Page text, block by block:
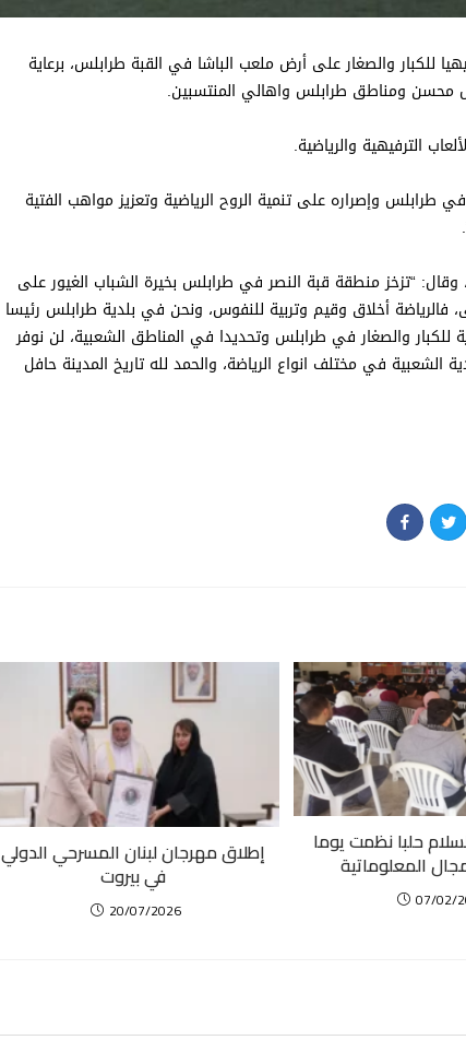
للكبار والصغار على أرض ملعب الباشا في القبة طرابلس، برعاية
محسن ومناطق طرابلس واهالي المنتسبين.
الترفيهية والرياضية.
وإصراره على تنمية الروح الرياضية وتعزيز مواهب الفتية
“تزخز منطقة قبة النصر في طرابلس بخيرة الشباب الغيور على
أخلاق وقيم وتربية للنفوس، ونحن في بلدية طرابلس رئيسا
للكبار والصغار في طرابلس وتحديدا في المناطق الشعبية، لن نوفر
الشعبية في مختلف انواع الرياضة، والحمد لله تاريخ المدينة حافل
إطلاق مهرجان لبنان المسرحي الدولي
في بيروت
20/07/2026
حلبا نظمت يوما
المعلوماتية
07/02/